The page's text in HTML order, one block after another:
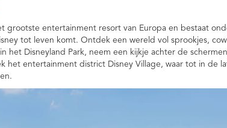
grootste entertainment resort van Europa en bestaat
tot leven komt. Ontdek een wereld vol sprookjes,
het Disneyland Park, neem een kijkje achter de
het entertainment district Disney Village, waar tot in de